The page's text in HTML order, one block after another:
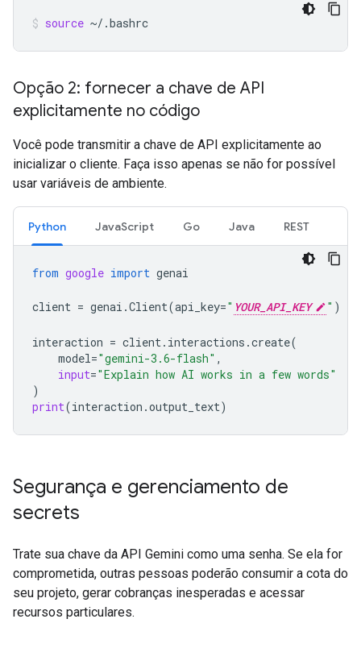
source ~/.bashrc
Opção 2: fornecer a chave de API
explicitamente no código
Você pode transmitir a chave de API explicitamente ao
inicializar o cliente. Faça isso apenas se não for possível
usar variáveis de ambiente.
Python JavaScript Go Java REST
from google import genai
client = genai .Client(api_key=" YOUR_API_KEY " )
interaction = client. interactions .create(
model="gemini-3.6-flash" ,
input="Explain how AI works in a few words"
)
print(interaction .output_text)
Segurança e gerenciamento de
secrets
Trate sua chave da API Gemini como uma senha. Se ela for
comprometida, outras pessoas poderão consumir a cota do
seu projeto, gerar cobranças inesperadas e acessar
recursos particulares.